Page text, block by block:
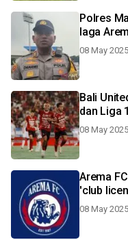
Polres
laga
08 May
Bali
dan Liga
08 May
Arema
'club
08 May